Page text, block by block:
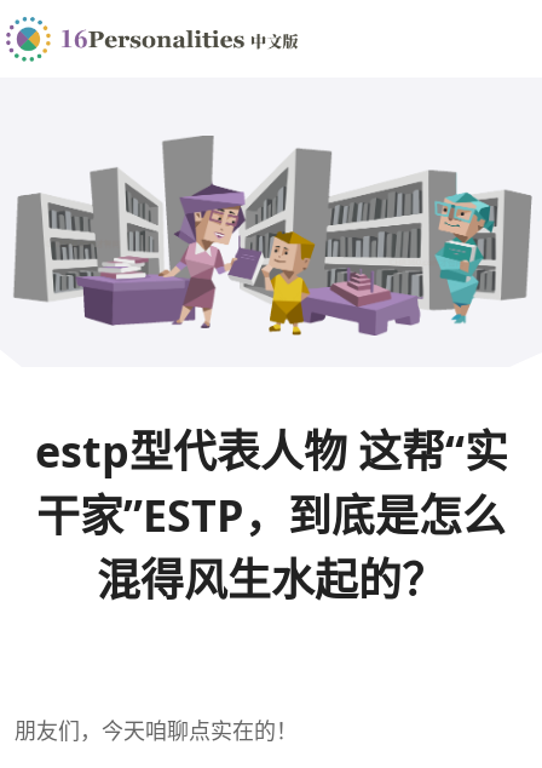
estp型代表人物 这帮“实
干家”ESTP，到底是怎么
混得风生水起的？
朋友们，今天咱聊点实在的！